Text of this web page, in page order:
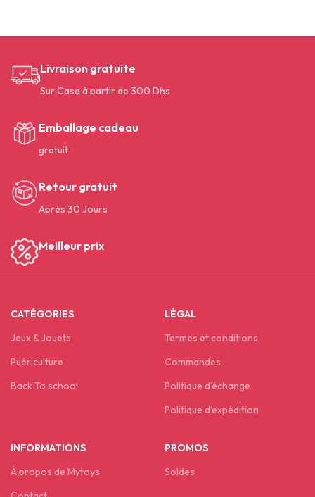
Livraison gratuite
Sur Casa à partir de 300 Dhs
Emballage cadeau
gratuit
Retour gratuit
Après 30 Jours
Meilleur prix
CATÉGORIES
Jeux & Jouets
Puériculture
Back To school
LÉGAL
Termes et conditions
Commandes
Politique d'échange
Politique d’expédition
INFORMATIONS
À propos de Mytoys
PROMOS
Soldes